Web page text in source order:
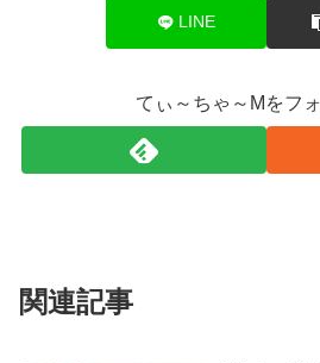
LINE
てぃ～ちゃ～Mをフ
関連記事